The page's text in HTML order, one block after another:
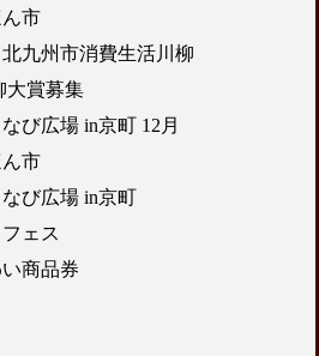
市
北九州市消費生活川柳
大賞募集
び広場 in京町 12月
市
び広場 in京町
ェス
商品券